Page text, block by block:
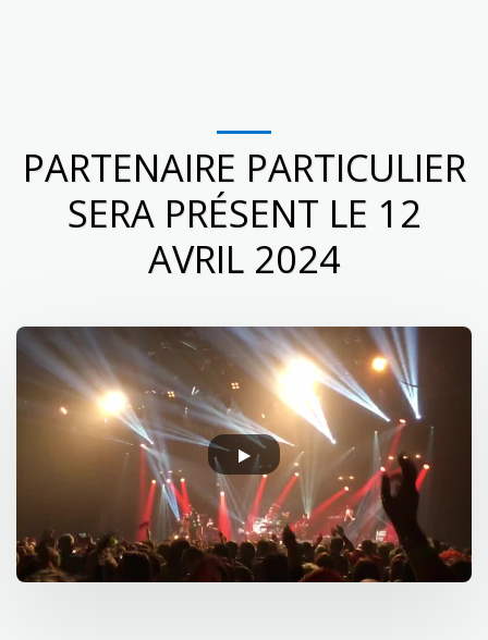
PARTENAIRE PARTICULIER
SERA PRÉSENT LE 12
AVRIL 2024